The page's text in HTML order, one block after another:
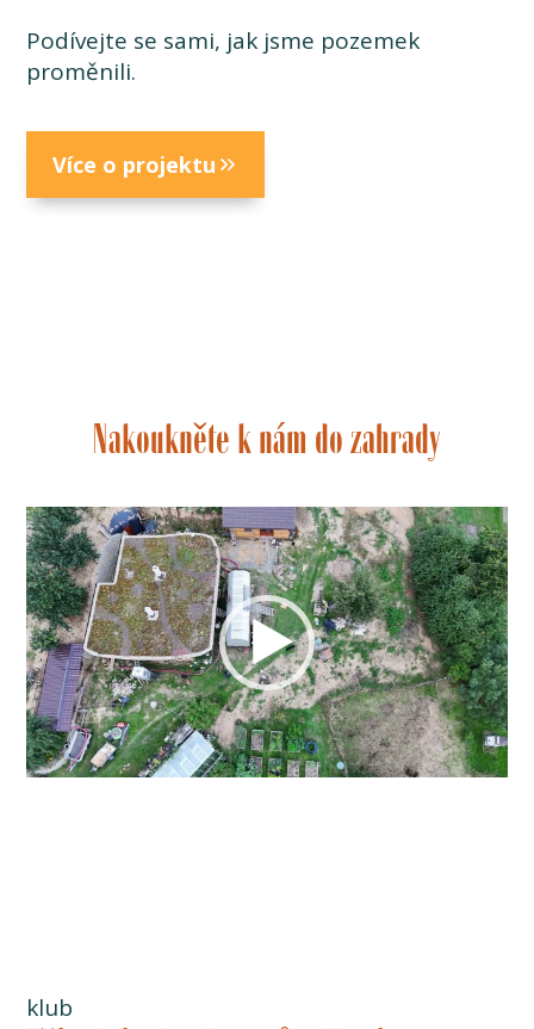
Podívejte se sami, jak jsme pozemek
proměnili.
Více o projektu
Nakoukněte k nám do zahrady
Video
přehrávač
klub